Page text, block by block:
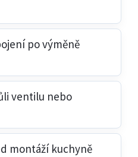
po výměně
ventilu nebo
montáží kuchyně